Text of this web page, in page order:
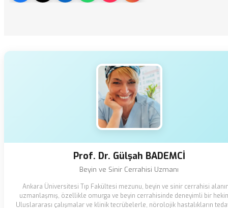
Prof. Dr. Gülşah BADEMCİ
Beyin ve Sinir Cerrahisi Uzmanı
Ankara Üniversitesi Tıp Fakültesi mezunu, beyin ve sinir cerrahisi
uzmanlaşmış, özellikle omurga ve beyin cerrahisinde deneyimli bir
Uluslararası çalışmalar ve klinik tecrübelerle, nörolojik hastalıkların